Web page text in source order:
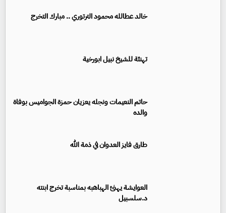
خالد عطالله محمود الترتوري .. مبارك التخرج
تهنئة للشيخ نبيل ابورخية
حاتم النعيمات ونجله يعزيان حمزة الجواميس بوفاة
والده
طارق فايز العدوان في ذمة الله
العوايشة يهنئ الهباهبه بمناسبة تخرج ابنته
د.سلسبيل